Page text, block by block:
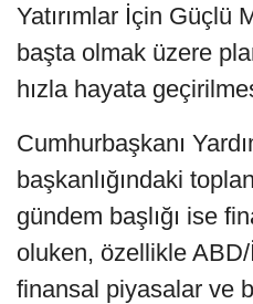
Yatırımlar İçin Güçlü
başta olmak üzere
hızla hayata
Cumhurbaşkanı
başkanlığındaki
gündem başlığı ise
oluken, özellikle ABD/
finansal piyasalar ve